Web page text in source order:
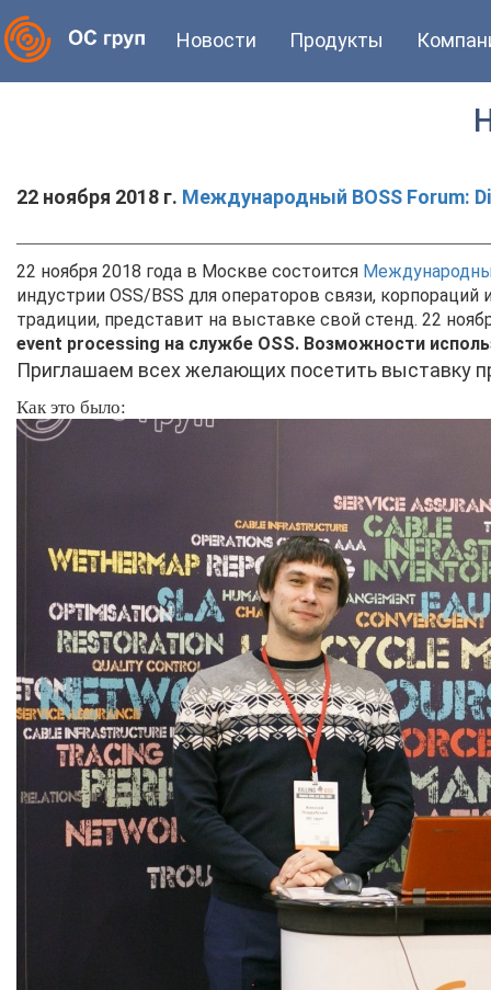
Новости Продукты
22 ноября 2018 г. Международный BOSS Forum:
22 ноября 2018 года в Москве состоится
индустрии OSS/BSS для операторов связи,
традиции, представит на выставке свой стенд. 22
event processing на службе OSS. Возможности
Приглашаем всех желающих посетить выставку
Как это было: